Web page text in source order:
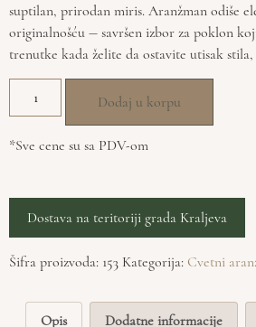
suptilan, prirodan miris. Aranžman odiše
originalnošću — savršen izbor za poklon
trenutke kada želite da ostavite utisak
Dodaj u korpu
*Sve cene su sa PDV-om
Dostava na teritoriji grada Kraljeva
Šifra proizvoda: 153 Kategorija: Cvetni
Opis Dodatne informacije